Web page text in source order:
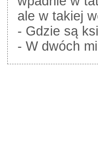
ale w takiej
- Gdzie są
- W dwóch